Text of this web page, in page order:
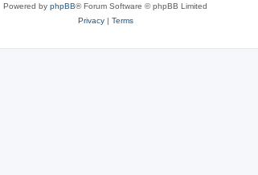
Powered by phpBB® Forum Software © phpBB Limited
Privacy| Terms